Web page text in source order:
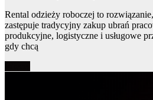
Rental odzieży roboczej to
zastępuje tradycyjny zakup ubrań
produkcyjne, logistyczne i usługowe
gdy chcą